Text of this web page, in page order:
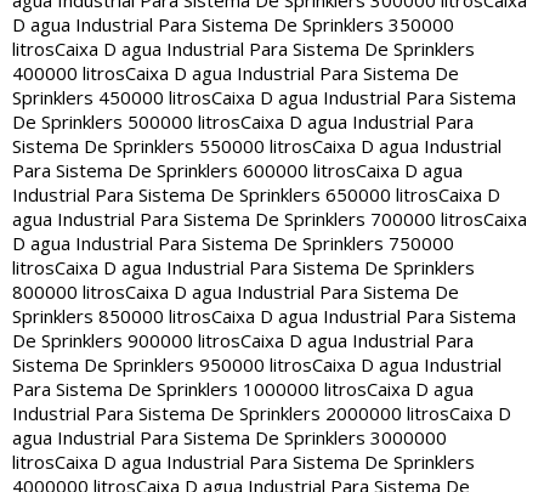
D agua Industrial Para Sistema De Sprinklers 350000
litrosCaixa D agua Industrial Para Sistema De Sprinklers
400000 litrosCaixa D agua Industrial Para Sistema De
Sprinklers 450000 litrosCaixa D agua Industrial Para Sistema
De Sprinklers 500000 litrosCaixa D agua Industrial Para
Sistema De Sprinklers 550000 litrosCaixa D agua Industrial
Para Sistema De Sprinklers 600000 litrosCaixa D agua
Industrial Para Sistema De Sprinklers 650000 litrosCaixa D
agua Industrial Para Sistema De Sprinklers 700000 litrosCaixa
D agua Industrial Para Sistema De Sprinklers 750000
litrosCaixa D agua Industrial Para Sistema De Sprinklers
800000 litrosCaixa D agua Industrial Para Sistema De
Sprinklers 850000 litrosCaixa D agua Industrial Para Sistema
De Sprinklers 900000 litrosCaixa D agua Industrial Para
Sistema De Sprinklers 950000 litrosCaixa D agua Industrial
Para Sistema De Sprinklers 1000000 litrosCaixa D agua
Industrial Para Sistema De Sprinklers 2000000 litrosCaixa D
agua Industrial Para Sistema De Sprinklers 3000000
litrosCaixa D agua Industrial Para Sistema De Sprinklers
4000000 litrosCaixa D agua Industrial Para Sistema De